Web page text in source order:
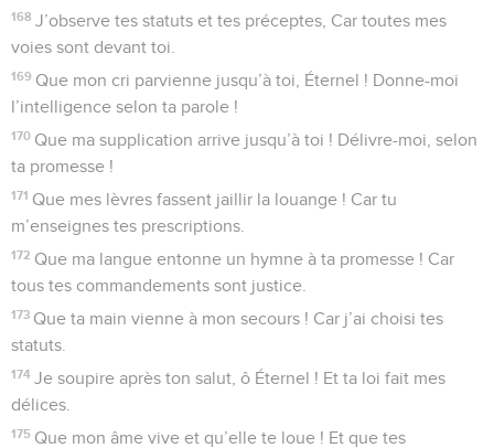
168 J’observe tes statuts et tes préceptes, Car toutes mes
voies sont devant toi.
169 Que mon cri parvienne jusqu’à toi, Éternel ! Donne-moi
l’intelligence selon ta parole !
170 Que ma supplication arrive jusqu’à toi ! Délivre-moi, selon
ta promesse !
171 Que mes lèvres fassent jaillir la louange ! Car tu
m’enseignes tes prescriptions.
172 Que ma langue entonne un hymne à ta promesse ! Car
tous tes commandements sont justice.
173 Que ta main vienne à mon secours ! Car j’ai choisi tes
statuts.
174 Je soupire après ton salut, ô Éternel ! Et ta loi fait mes
délices.
175 Que mon âme vive et qu’elle te loue ! Et que tes